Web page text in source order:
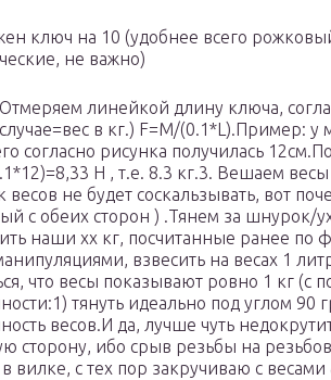
ключ на 10 (удобнее всего
не важно)
линейкой длину ключа,
в кг.) F=M/(0.1*L).Пример:
согласно рисунка получилась
H , т.е. 8.3 кг.3. Вешаем
весов не будет соскальзывать, вот
с обеих сторон ) .Тянем за шнурок/
наши xx кг, посчитанные ранее по
взвесить на весах 1
что весы показывают ровно 1 кг
тянуть идеально под углом 90
весов.И да, лучше чуть
сторону, ибо срыв резьбы на
вилке, с тех пор закручиваю с весами